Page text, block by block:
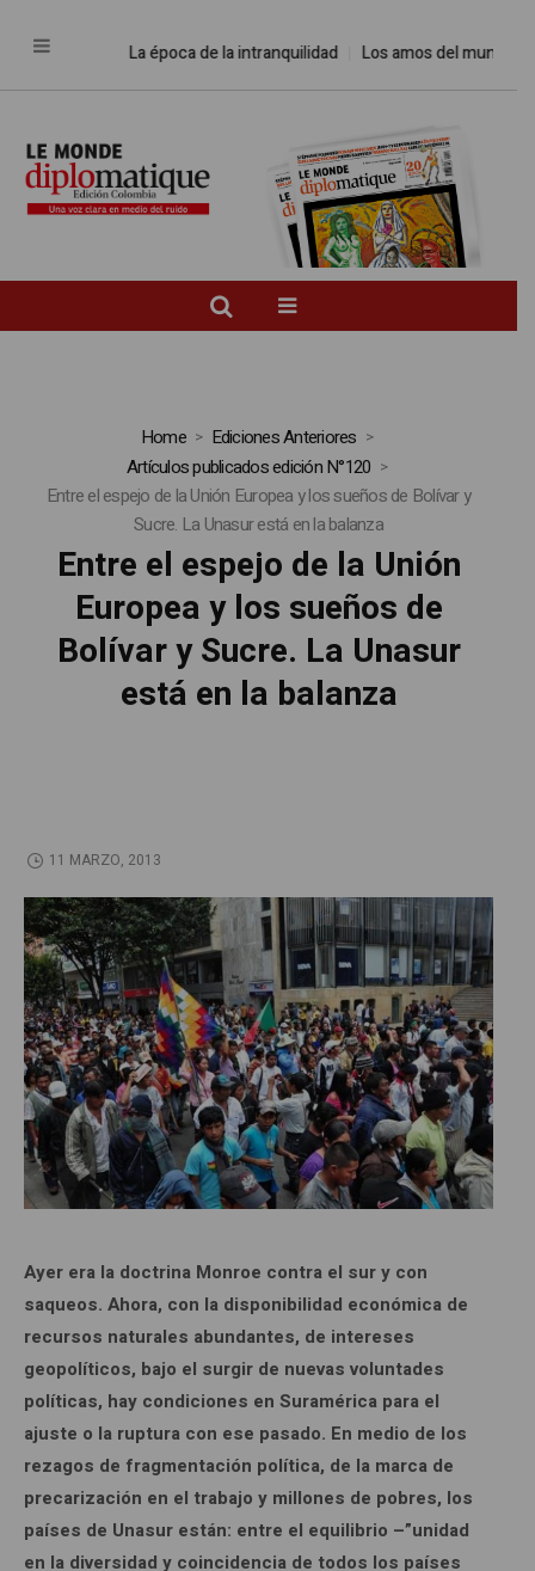
La época de la intranquilidad Los amos del mundo
Home
Ediciones Anteriores
Artículos publicados edición N°120
Entre el espejo de la Unión Europea y los sueños de Bolívar y
Sucre. La Unasur está en la balanza
Entre el espejo de la Unión
Europea y los sueños de
Bolívar y Sucre. La Unasur
está en la balanza
11 MARZO, 2013
Ayer era la doctrina Monroe contra el sur y con
saqueos. Ahora, con la disponibilidad económica de
recursos naturales abundantes, de intereses
geopolíticos, bajo el surgir de nuevas voluntades
políticas, hay condiciones en Suramérica para el
ajuste o la ruptura con ese pasado. En medio de los
rezagos de fragmentación política, de la marca de
precarización en el trabajo y millones de pobres, los
países de Unasur están: entre el equilibrio –”unidad
en la diversidad y coincidencia de todos los países